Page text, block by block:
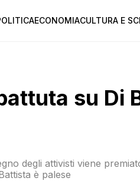
ECONOMIACULTURA E
su Di
degli attivisti viene
è palese